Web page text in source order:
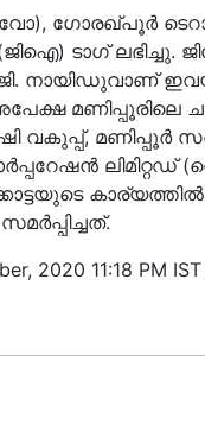
ഗോരഖ്പൂർ
ടാഗ്
ജി. നായിഡുവാണ്
വകുപ്പ്, മണിപ്പൂർ
ലിമിറ്റഡ്
കാര്യത്തിൽ
2020 11:18 PM IST